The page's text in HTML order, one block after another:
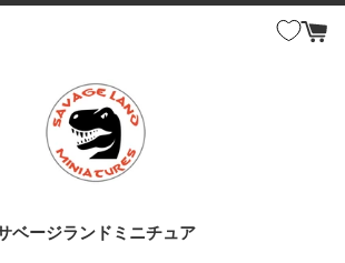
ベージランドミニチュア